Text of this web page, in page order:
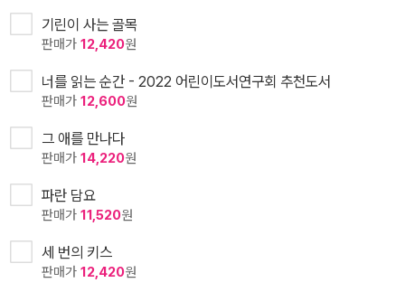
기린이 사는 골목
판매가 12,420원
너를 읽는 순간 - 2022 어린이도서연구회 추천도서
판매가 12,600원
그 애를 만나다
판매가 14,220원
파란 담요
판매가 11,520원
세 번의 키스
판매가 12,420원